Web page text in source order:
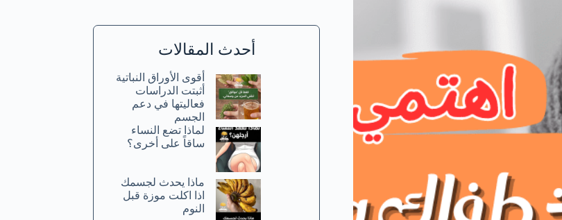
أحدث المقالات
أقوى الأوراق النباتية
أثبتت الدراسات
فعاليتها في دعم
الجسم
لماذا تضع النساء
ساقاً على أخرى؟
ماذا يحدث لجسمك
اذا اكلت موزة قبل
النوم